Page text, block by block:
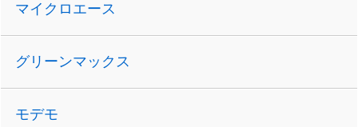
マイクロエース
グリーンマックス
モデモ